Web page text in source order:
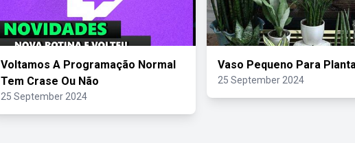
Voltamos A Programação Normal
Tem Crase Ou Não
25 September 2024
Vaso Pequeno Para
25 September 2024